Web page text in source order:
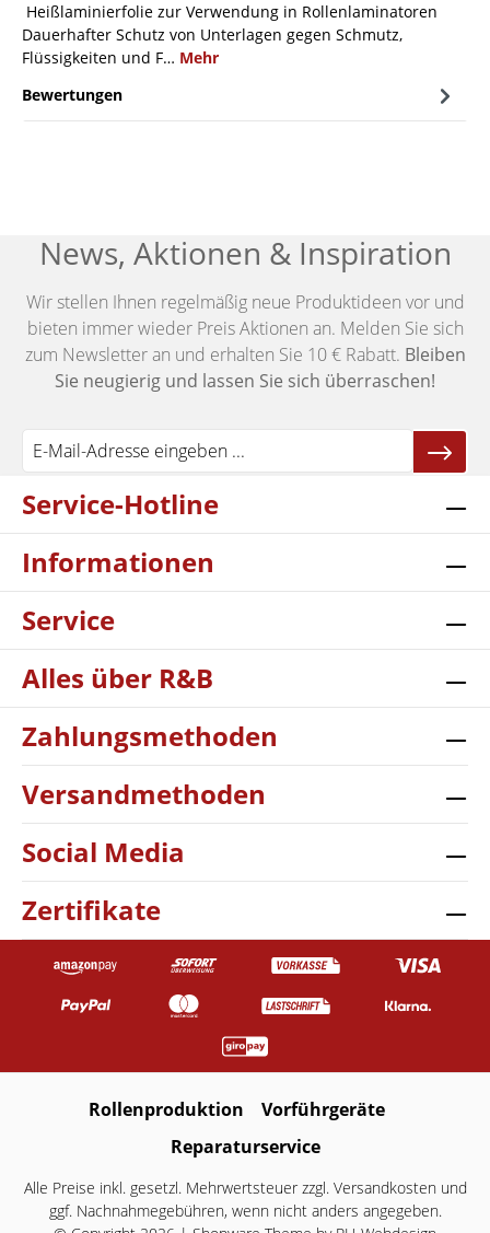
Heißlaminierfolie zur Verwendung in Rollenlaminatoren
Dauerhafter Schutz von Unterlagen gegen Schmutz,
Flüssigkeiten und F… Mehr
Bewertungen
News, Aktionen & Inspiration
Wir stellen Ihnen regelmäßig neue Produktideen vor und
bieten immer wieder Preis Aktionen an. Melden Sie sich
zum Newsletter an und erhalten Sie 10 € Rabatt. Bleiben
Sie neugierig und lassen Sie sich überraschen!
Service-Hotline
Informationen
Service
Alles über R&B
Zahlungsmethoden
Versandmethoden
Social Media
Zertifikate
Rollenproduktion
Vorführgeräte
Reparaturservice
Alle Preise inkl. gesetzl. Mehrwertsteuer zzgl. Versandkostenund
ggf. Nachnahmegebühren, wenn nicht anders angegeben.